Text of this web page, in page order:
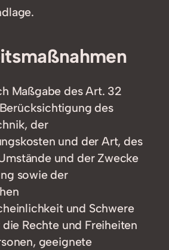
Maßgabe des Art. 32
des
der
und der Art, des
und der Zwecke
sowie der
und Schwere
die Rechte und Freiheiten
geeignete